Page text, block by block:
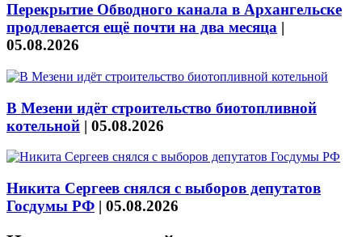
Перекрытие Обводного канала в Архангельске
продлевается ещё почти на два месяца |
05.08.2026
В Мезени идёт строительство биотопливной
котельной | 05.08.2026
Никита Сергеев снялся с выборов депутатов
Госдумы РФ | 05.08.2026